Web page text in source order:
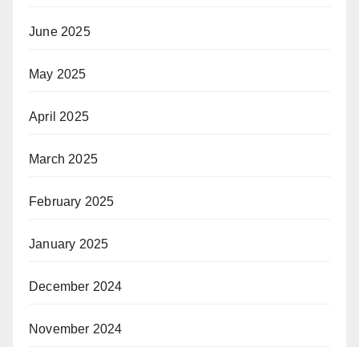
June 2025
May 2025
April 2025
March 2025
February 2025
January 2025
December 2024
November 2024